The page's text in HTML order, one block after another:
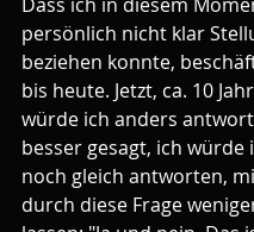
persönlich nicht klar
beziehen konnte,
bis heute. Jetzt, ca. 10
würde ich anders
besser gesagt, ich würde
noch gleich antworten,
durch diese Frage